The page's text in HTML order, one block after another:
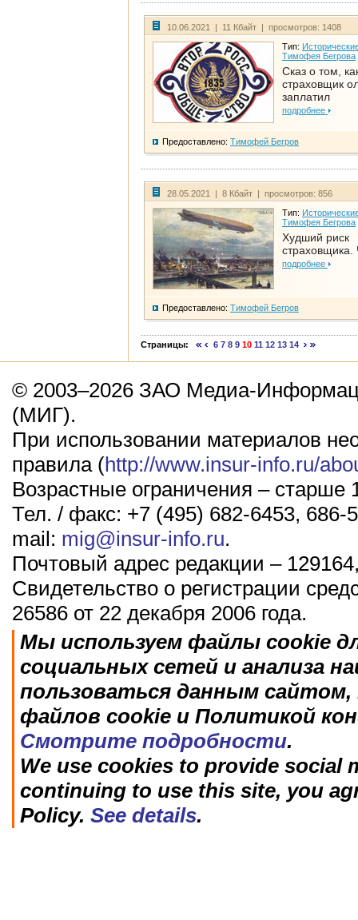
10.06.2021 | 11 Кбайт | просмотров: 1408
Тип:
Тимофея Бегрова
Сказ о том,
страховщик
заплатил
подробнее
Предоставлено: Тимофей Бегров
28.05.2021 | 8 Кбайт | просмотров: 856
Тип:
Тимофея Бегрова
Худший риск
страховщика.
подробнее
Предоставлено: Тимофей Бегров
Страницы: 6 7 8 9 10 11 12 13 14
© 2003–2026 ЗАО Медиа-
(МИГ).
При использовании материалов
правила (http://www.insur-info.ru/
Возрастные ограничения – старше
Тел. / факс: +7 (495) 682-6453, 686-
mail: mig@insur-info.ru.
Почтовый адрес редакции –
Свидетельство о регистрации
26586 от 22 декабря 2006 года.
Мы используем файлы cookie
социальных сетей и анализа
пользоваться данным
файлов cookie и Политикой
Смотрите подробности.
We use cookies to provide social
continuing to use this site, you
Policy. See details.